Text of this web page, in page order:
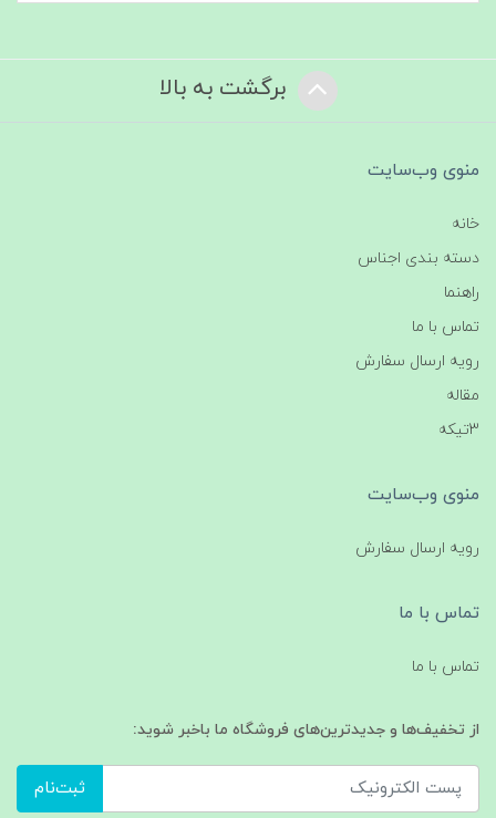
برگشت به بالا
منوی وب‌سایت
خانه
دسته بندی اجناس
راهنما
تماس با ما
رویه ارسال سفارش
مقاله
3تیکه
منوی وب‌سایت
رویه ارسال سفارش
تماس با ما
تماس با ما
از تخفیف‌ها و جدیدترین‌های فروشگاه ما باخبر شوید:
ثبت‌نام